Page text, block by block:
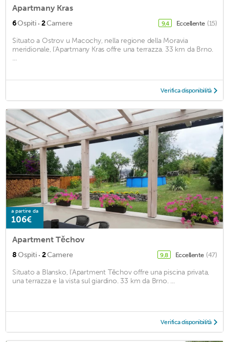
Apartmany Kras
6Ospiti · 2Camere 9,4 Eccellente (15)
Situato a Ostrov u Macochy, nella regione della Moravia
meridionale, l'Apartmany Kras offre una terrazza. 33 km da Brno.
...
Verifica disponibilità
a partire da
106€
Apartment Těchov
8Ospiti · 2Camere 9,8 Eccellente (47)
Situato a Blansko, l'Apartment Těchov offre una piscina privata,
una terrazza e la vista sul giardino. 33 km da Brno. ...
Verifica disponibilità